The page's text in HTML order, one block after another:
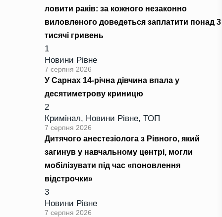
ловити раків: за кожного незаконно
виловленого доведеться заплатити понад 3
тисячі гривень
1
Новини Рівне
7 серпня 2026
У Сарнах 14-річна дівчина впала у
десятиметрову криницю
2
Кримінал, Новини Рівне, ТОП
7 серпня 2026
Дитячого анестезіолога з Рівного, який
загинув у навчальному центрі, могли
мобілізувати під час «поновлення
відстрочки»
3
Новини Рівне
7 серпня 2026